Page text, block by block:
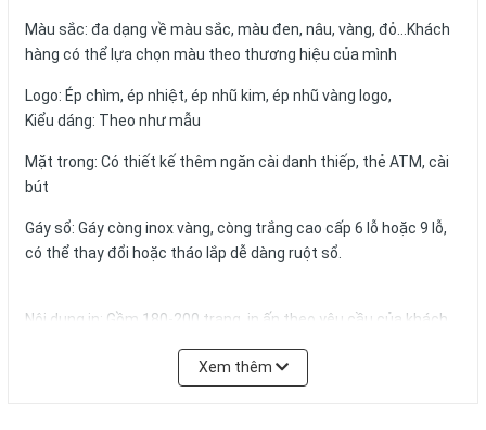
Màu sắc: đa dạng về màu sắc, màu đen, nâu, vàng, đỏ...Khách
hàng có thể lựa chọn màu theo thương hiệu của mình
Logo: Ép chìm, ép nhiệt, ép nhũ kim, ép nhũ vàng logo,
Kiểu dáng: Theo như mẫu
Mặt trong: Có thiết kế thêm ngăn cài danh thiếp, thẻ ATM, cài
bút
Gáy sổ: Gáy còng inox vàng, còng trắng cao cấp 6 lỗ hoặc 9 lỗ,
có thể thay đổi hoặc tháo lắp dễ dàng ruột sổ.
Nội dung in: Gồm 180-200 trang, in ấn theo yêu cầu của khách
Quy cách in thông thường:Xem thêm